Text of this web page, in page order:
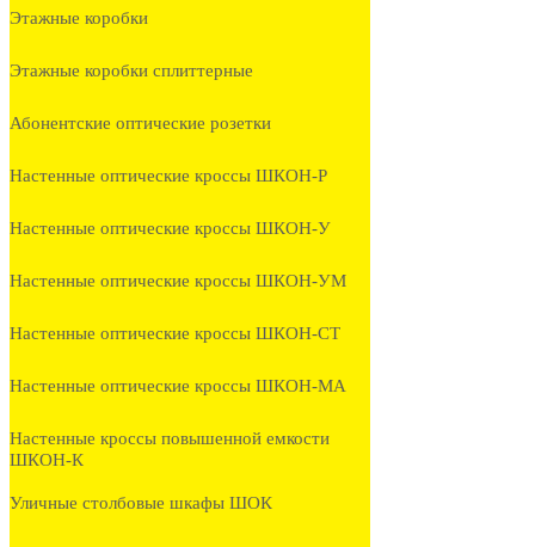
Этажные коробки
Этажные коробки сплиттерные
Абонентские оптические розетки
Настенные оптические кроссы ШКОН-Р
Настенные оптические кроссы ШКОН-У
Настенные оптические кроссы ШКОН-УМ
Настенные оптические кроссы ШКОН-СТ
Настенные оптические кроссы ШКОН-МА
Настенные кроссы повышенной емкости
ШКОН-К
Уличные столбовые шкафы ШОК